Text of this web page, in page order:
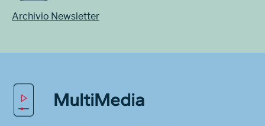
Archivio Newsletter
MultiMedia